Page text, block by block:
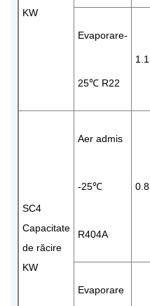
KW
Evaporare-
25℃ R22
1.1
SC4
Capacitate
de răcire
KW
Aer admis
-25℃
R404A
0.8
Evaporare